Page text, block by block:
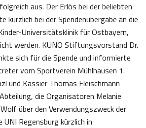
aus. Der Erlös bei der beliebten
kürzlich bei der Spendenübergabe an die
Universitätsklinik für Ostbayern,
werden. KUNO Stiftungsvorstand Dr.
sich für die Spende und informierte
vom Sportverein Mühlhausen 1.
und Kassier Thomas Fleischmann
die Organisatoren Melanie
über den Verwendungszweck der
UNI Regensburg kürzlich in